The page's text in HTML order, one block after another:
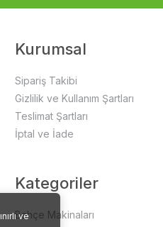
ve
Kurumsal
Sipariş Takibi
Gizlilik ve Kullanım Şartları
Teslimat Şartları
İptal ve İade
Kategoriler
Bahçe Makinaları